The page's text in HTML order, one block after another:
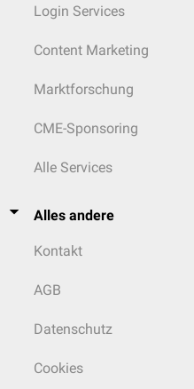
Login Services
Content Marketing
Marktforschung
CME-Sponsoring
Alle Services
Alles andere
Kontakt
AGB
Datenschutz
Cookies